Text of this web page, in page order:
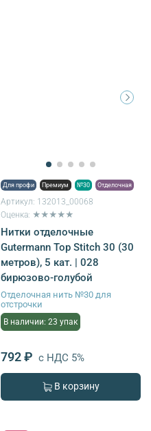
Для профи Премиум №30 Отделочная
Артикул: 132013_00068
Оценка: ★★★★★
Нитки отделочные
Gutermann Top Stitch 30 (30
метров), 5 кат. | 028
бирюзово-голубой
Отделочная нить №30 для
отстрочки
В наличии: 23 упак
792 ₽ с НДС 5%
В корзину